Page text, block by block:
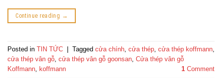
Continue reading →
Posted in TIN TỨC Tagged cửa chính cửa thép cửa thép koffmann
cửa thép vân gỗ cửa thép vân gỗ goonsan Cửa thép vân gỗ
Koffmann
koffmann 1 Comment